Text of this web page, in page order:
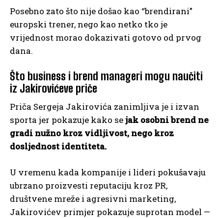
Posebno zato što nije došao kao “brendirani”
europski trener, nego kao netko tko je
vrijednost morao dokazivati gotovo od prvog
dana.
Što business i brend manageri mogu naučiti
iz Jakirovićeve priče
Priča Sergeja Jakirovića zanimljiva je i izvan
sporta jer pokazuje kako sejak osobni brend ne
gradi nužno kroz vidljivost, nego kroz
dosljednost identiteta.
U vremenu kada kompanije i lideri pokušavaju
ubrzano proizvesti reputaciju kroz PR,
društvene mreže i agresivni marketing,
Jakirovićev primjer pokazuje suprotan model —